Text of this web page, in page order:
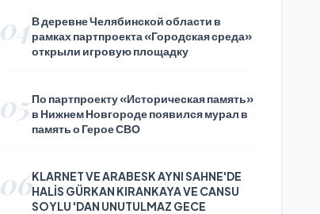
04В деревне Челябинской области в
рамках партпроекта «Городская среда»
открыли игровую площадку
05 По партпроекту «Историческая память»
в Нижнем Новгороде появился мурал в
память о Герое СВО
06KLARNET VE ARABESK AYNI SAHNE'DE
HALİS GÜRKAN KIRANKAYA VE CANSU
SOYLU 'DAN UNUTULMAZ GECE